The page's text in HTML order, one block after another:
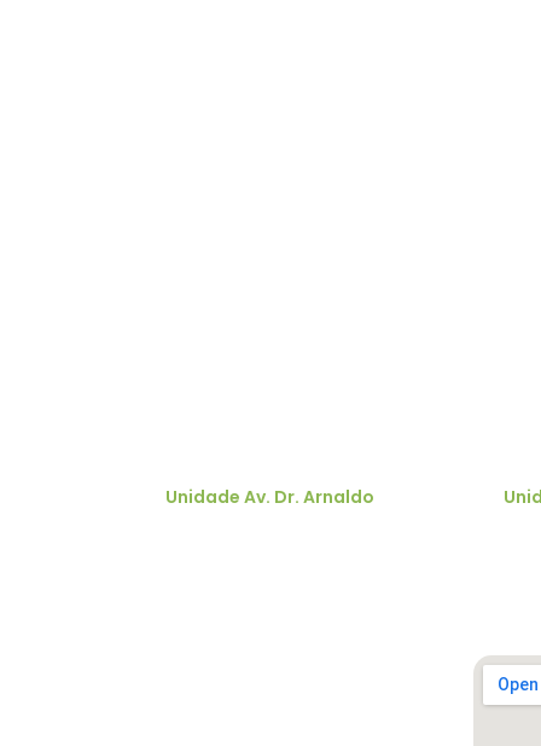
Unidade Av. Dr. Arnaldo